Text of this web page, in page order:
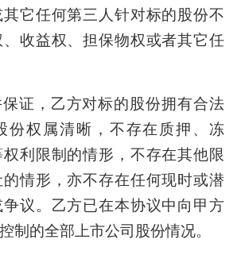
它任何第三人针对标的股份不
收益权、担保物权或者其它任
证，乙方对标的股份拥有合法
份权属清晰，不存在质押、冻
利限制的情形，不存在其他限
情形，亦不存在任何现时或潜
议。乙方已在本协议中向甲方
制的全部上市公司股份情况。